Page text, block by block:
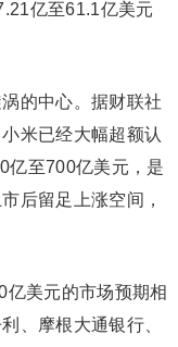
亿至61.1亿美元
的中心。据财联社
米已经大幅超额认
亿至700亿美元，是
后留足上涨空间，
亿美元的市场预期相
、摩根大通银行、